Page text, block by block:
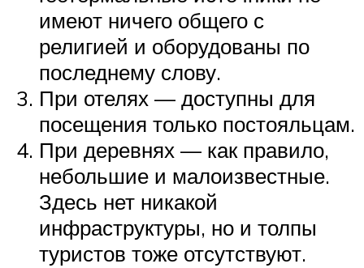
имеют ничего общего с
религией и оборудованы по
последнему слову.
При отелях — доступны для
посещения только постояльцам.
При деревнях — как правило,
небольшие и малоизвестные.
Здесь нет никакой
инфраструктуры, но и толпы
туристов тоже отсутствуют.